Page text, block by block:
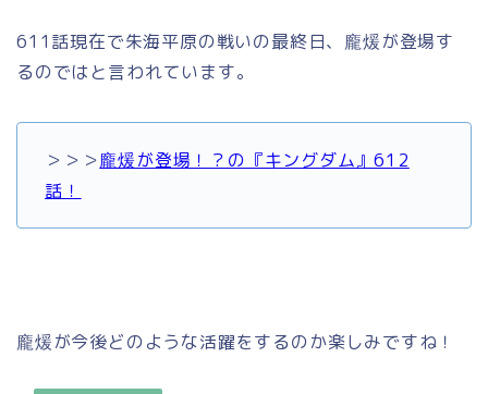
611話現在で朱海平原の戦いの最終日、龐煖が登場す
るのではと言われています。
＞＞＞龐煖が登場！？の『キングダム』612
話！
龐煖が今後どのような活躍をするのか楽しみですね！